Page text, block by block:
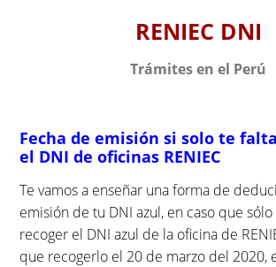
RENIEC DNI
Trámites en el Perú
Fecha de emisión si solo te
el DNI de oficinas RENIEC
Te vamos a enseñar una forma de
emisión de tu DNI azul, en caso que
recoger el DNI azul de la oficina de
que recogerlo el 20 de marzo del 2020,